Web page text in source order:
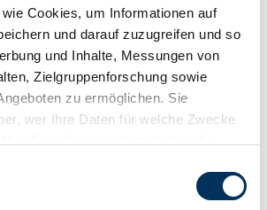
Cookies, um Informationen auf
und darauf zuzugreifen und so
und Inhalte, Messungen von
Zielgruppenforschung sowie
zu ermöglichen. Sie
wer Ihre Daten für welche Zwecke
oder widerrufen